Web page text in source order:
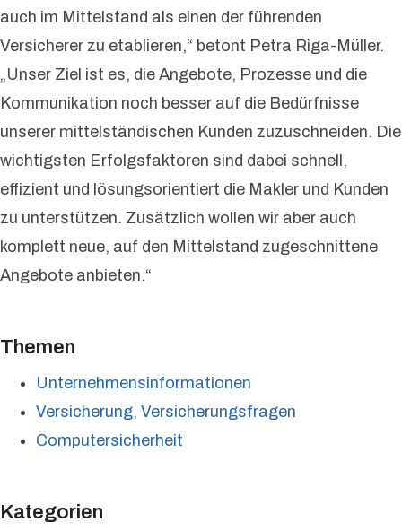
auch im Mittelstand als einen der führenden
Versicherer zu etablieren,“ betont Petra Riga-Müller.
„Unser Ziel ist es, die Angebote, Prozesse und die
Kommunikation noch besser auf die Bedürfnisse
unserer mittelständischen Kunden zuzuschneiden. Die
wichtigsten Erfolgsfaktoren sind dabei schnell,
effizient und lösungsorientiert die Makler und Kunden
zu unterstützen. Zusätzlich wollen wir aber auch
komplett neue, auf den Mittelstand zugeschnittene
Angebote anbieten.“
Themen
Unternehmensinformationen
Versicherung, Versicherungsfragen
Computersicherheit
Kategorien